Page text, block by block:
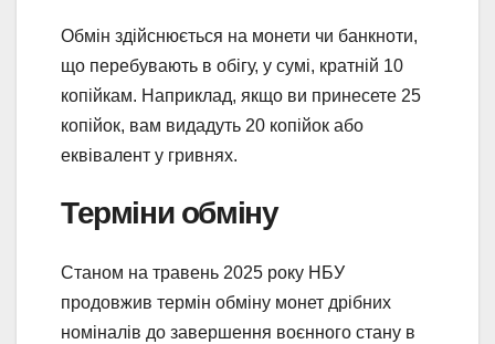
Обмін здійснюється на монети чи банкноти,
що перебувають в обігу, у сумі, кратній 10
копійкам. Наприклад, якщо ви принесете 25
копійок, вам видадуть 20 копійок або
еквівалент у гривнях.
Терміни обміну
Станом на травень 2025 року НБУ
продовжив термін обміну монет дрібних
номіналів до завершення воєнного стану в